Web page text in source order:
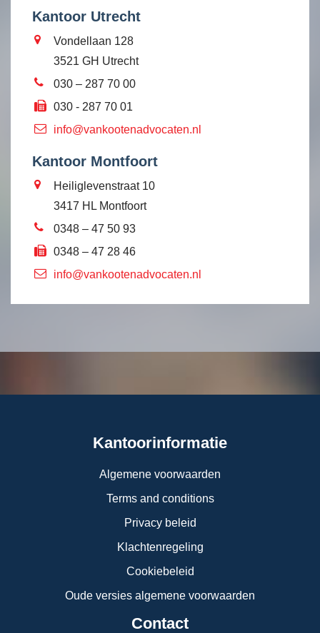
Kantoor Utrecht
Vondellaan 128
3521 GH Utrecht
030 – 287 70 00
030 - 287 70 01
info@vankootenadvocaten.nl
Kantoor Montfoort
Heiliglevenstraat 10
3417 HL Montfoort
0348 – 47 50 93
0348 – 47 28 46
info@vankootenadvocaten.nl
Kantoorinformatie
Algemene voorwaarden
Terms and conditions
Privacy beleid
Klachtenregeling
Cookiebeleid
Oude versies algemene voorwaarden
Contact